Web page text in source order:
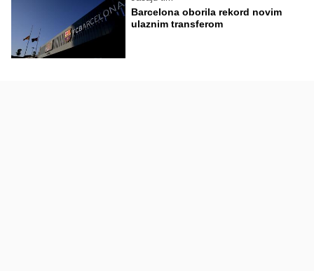
Barcelona oborila rekord novim
ulaznim transferom